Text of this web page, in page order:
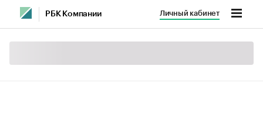
РБК Компании Личный кабинет